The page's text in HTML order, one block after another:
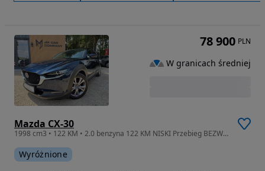
Mazda CX-30
1998 cm3 • 122 KM • 2.0 benzyna 122 KM NISKI Przebieg BEZWYPADKOWY Bogate Wyposażenie
Wyróżnione
78 900 PLN
W granicach średniej